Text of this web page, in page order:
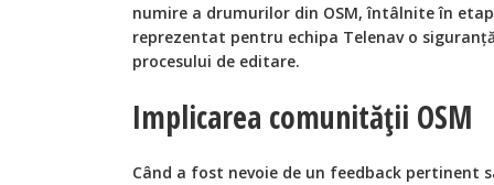
numire a drumurilor din OSM, întâlnite în
reprezentat pentru echipa Telenav o
procesului de editare.
Implicarea comunității OSM
Când a fost nevoie de un feedback pertinent